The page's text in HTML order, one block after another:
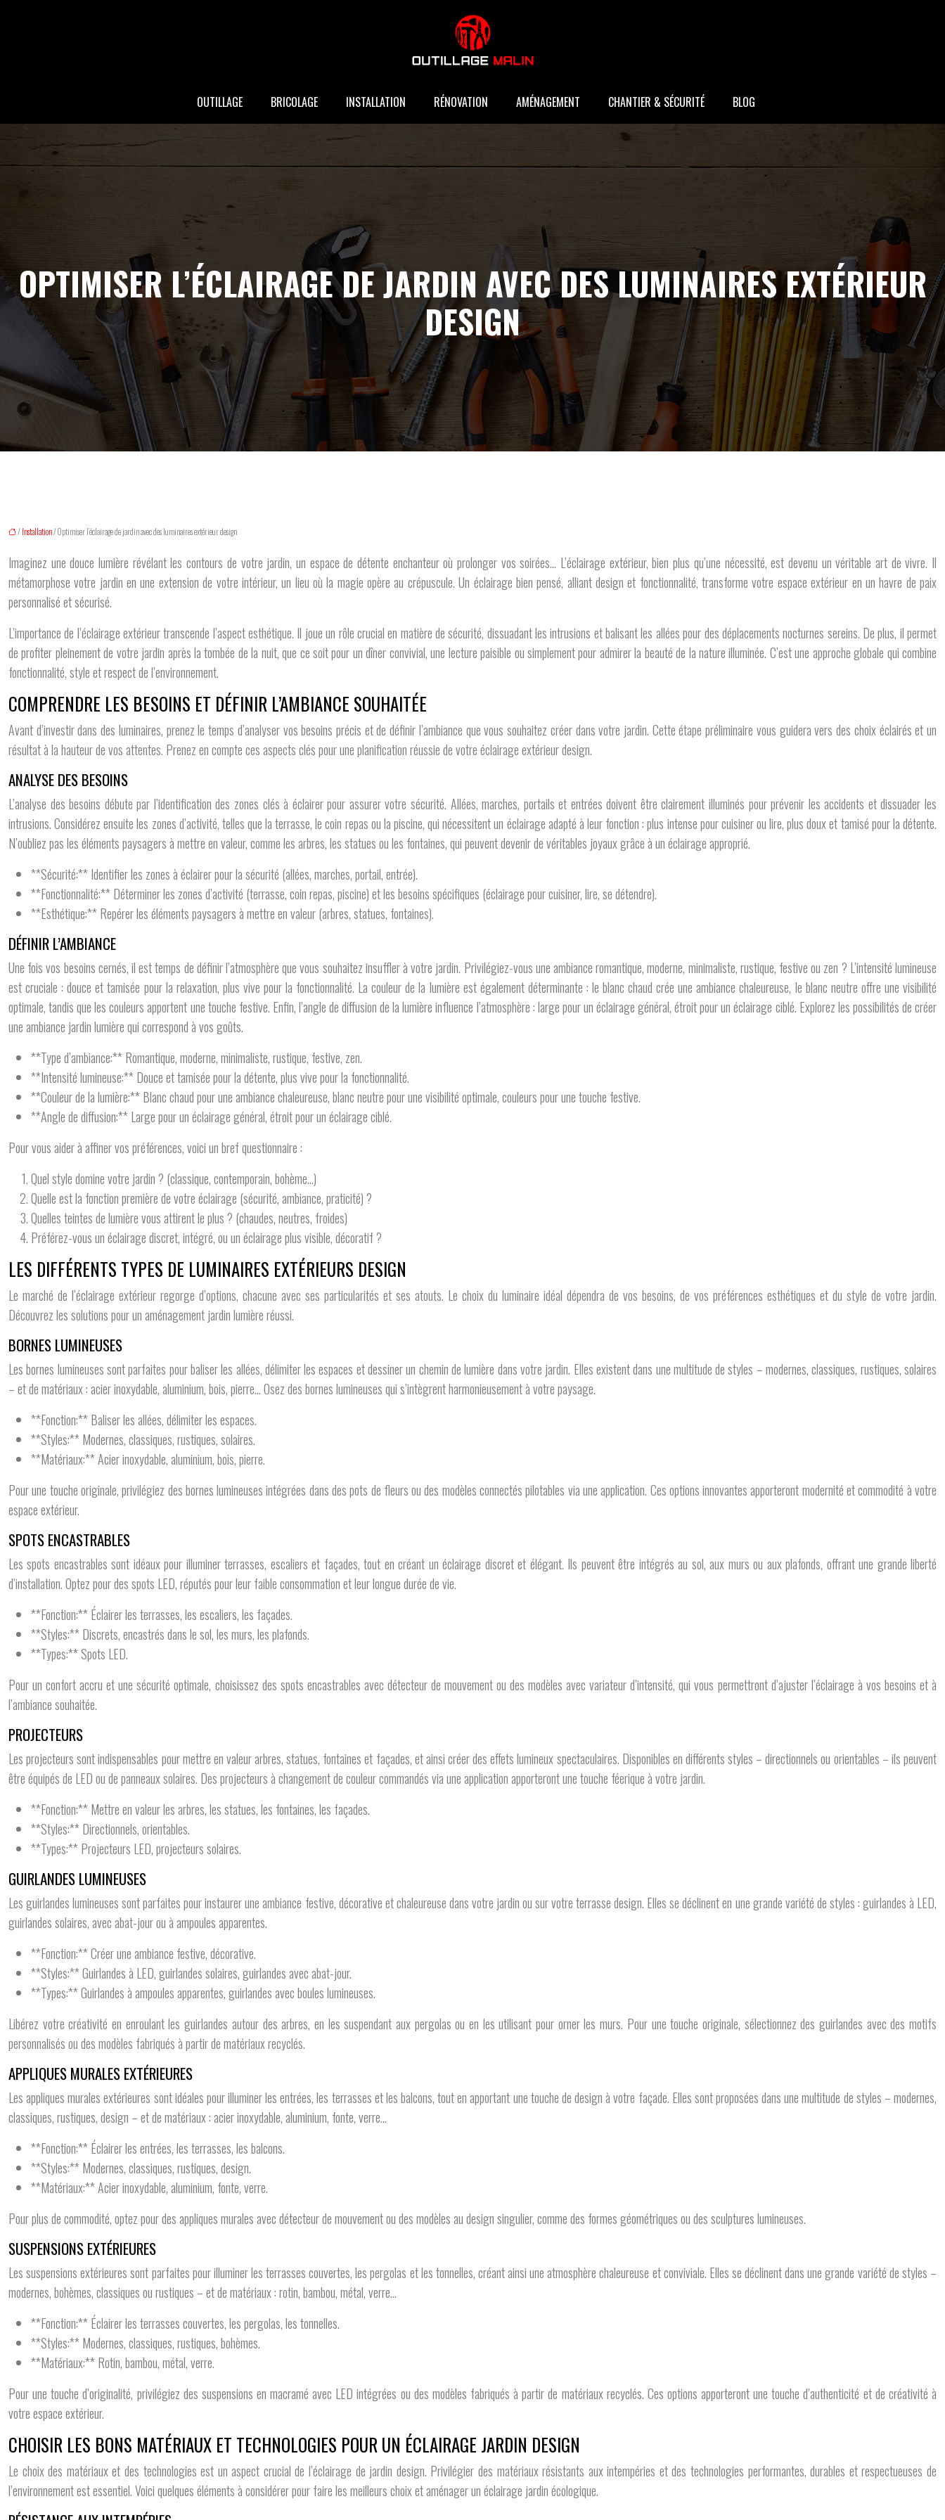
OUTILLAGE BRICOLAGE INSTALLATION RÉNOVATION AMÉNAGEMENT CHANTIER & SÉCURITÉ BLOG
OPTIMISER L’ÉCLAIRAGE DE JARDIN AVEC DES LUMINAIRES EXTÉRIEUR
DESIGN
/Installation/ Optimiser l’éclairage de jardin avec des luminaires extérieur design
Imaginez une douce lumière révélant les contours de votre jardin, un espace de détente enchanteur où prolonger vos soirées… L’éclairage extérieur, bien plus qu’une nécessité, est devenu un véritable art de vivre. Il
métamorphose votre jardin en une extension de votre intérieur, un lieu où la magie opère au crépuscule. Un éclairage bien pensé, alliant design et fonctionnalité, transforme votre espace extérieur en un havre de paix
personnalisé et sécurisé.
L’importance de l’éclairage extérieur transcende l’aspect esthétique. Il joue un rôle crucial en matière de sécurité, dissuadant les intrusions et balisant les allées pour des déplacements nocturnes sereins. De plus, il permet
de profiter pleinement de votre jardin après la tombée de la nuit, que ce soit pour un dîner convivial, une lecture paisible ou simplement pour admirer la beauté de la nature illuminée. C’est une approche globale qui combine
fonctionnalité, style et respect de l’environnement.
COMPRENDRE LES BESOINS ET DÉFINIR L’AMBIANCE SOUHAITÉE
Avant d’investir dans des luminaires, prenez le temps d’analyser vos besoins précis et de définir l’ambiance que vous souhaitez créer dans votre jardin. Cette étape préliminaire vous guidera vers des choix éclairés et un
résultat à la hauteur de vos attentes. Prenez en compte ces aspects clés pour une planification réussie de votre éclairage extérieur design.
ANALYSE DES BESOINS
L’analyse des besoins débute par l’identification des zones clés à éclairer pour assurer votre sécurité. Allées, marches, portails et entrées doivent être clairement illuminés pour prévenir les accidents et dissuader les
intrusions. Considérez ensuite les zones d’activité, telles que la terrasse, le coin repas ou la piscine, qui nécessitent un éclairage adapté à leur fonction : plus intense pour cuisiner ou lire, plus doux et tamisé pour la détente.
N’oubliez pas les éléments paysagers à mettre en valeur, comme les arbres, les statues ou les fontaines, qui peuvent devenir de véritables joyaux grâce à un éclairage approprié.
**Sécurité:** Identifier les zones à éclairer pour la sécurité (allées, marches, portail, entrée).
**Fonctionnalité:** Déterminer les zones d’activité (terrasse, coin repas, piscine) et les besoins spécifiques (éclairage pour cuisiner, lire, se détendre).
**Esthétique:** Repérer les éléments paysagers à mettre en valeur (arbres, statues, fontaines).
DÉFINIR L’AMBIANCE
Une fois vos besoins cernés, il est temps de définir l’atmosphère que vous souhaitez insuffler à votre jardin. Privilégiez-vous une ambiance romantique, moderne, minimaliste, rustique, festive ou zen ? L’intensité lumineuse
est cruciale : douce et tamisée pour la relaxation, plus vive pour la fonctionnalité. La couleur de la lumière est également déterminante : le blanc chaud crée une ambiance chaleureuse, le blanc neutre offre une visibilité
optimale, tandis que les couleurs apportent une touche festive. Enfin, l’angle de diffusion de la lumière influence l’atmosphère : large pour un éclairage général, étroit pour un éclairage ciblé. Explorez les possibilités de créer
une ambiance jardin lumière qui correspond à vos goûts.
**Type d’ambiance:** Romantique, moderne, minimaliste, rustique, festive, zen.
**Intensité lumineuse:** Douce et tamisée pour la détente, plus vive pour la fonctionnalité.
**Couleur de la lumière:** Blanc chaud pour une ambiance chaleureuse, blanc neutre pour une visibilité optimale, couleurs pour une touche festive.
**Angle de diffusion:** Large pour un éclairage général, étroit pour un éclairage ciblé.
Pour vous aider à affiner vos préférences, voici un bref questionnaire :
Quel style domine votre jardin ? (classique, contemporain, bohème…)
Quelle est la fonction première de votre éclairage (sécurité, ambiance, praticité) ?
Quelles teintes de lumière vous attirent le plus ? (chaudes, neutres, froides)
Préférez-vous un éclairage discret, intégré, ou un éclairage plus visible, décoratif ?
LES DIFFÉRENTS TYPES DE LUMINAIRES EXTÉRIEURS DESIGN
Le marché de l’éclairage extérieur regorge d’options, chacune avec ses particularités et ses atouts. Le choix du luminaire idéal dépendra de vos besoins, de vos préférences esthétiques et du style de votre jardin.
Découvrez les solutions pour un aménagement jardin lumière réussi.
BORNES LUMINEUSES
Les bornes lumineuses sont parfaites pour baliser les allées, délimiter les espaces et dessiner un chemin de lumière dans votre jardin. Elles existent dans une multitude de styles – modernes, classiques, rustiques, solaires
– et de matériaux : acier inoxydable, aluminium, bois, pierre… Osez des bornes lumineuses qui s’intègrent harmonieusement à votre paysage.
**Fonction:** Baliser les allées, délimiter les espaces.
**Styles:** Modernes, classiques, rustiques, solaires.
**Matériaux:** Acier inoxydable, aluminium, bois, pierre.
Pour une touche originale, privilégiez des bornes lumineuses intégrées dans des pots de fleurs ou des modèles connectés pilotables via une application. Ces options innovantes apporteront modernité et commodité à votre
espace extérieur.
SPOTS ENCASTRABLES
Les spots encastrables sont idéaux pour illuminer terrasses, escaliers et façades, tout en créant un éclairage discret et élégant. Ils peuvent être intégrés au sol, aux murs ou aux plafonds, offrant une grande liberté
d’installation. Optez pour des spots LED, réputés pour leur faible consommation et leur longue durée de vie.
**Fonction:** Éclairer les terrasses, les escaliers, les façades.
**Styles:** Discrets, encastrés dans le sol, les murs, les plafonds.
**Types:** Spots LED.
Pour un confort accru et une sécurité optimale, choisissez des spots encastrables avec détecteur de mouvement ou des modèles avec variateur d’intensité, qui vous permettront d’ajuster l’éclairage à vos besoins et à
l’ambiance souhaitée.
PROJECTEURS
Les projecteurs sont indispensables pour mettre en valeur arbres, statues, fontaines et façades, et ainsi créer des effets lumineux spectaculaires. Disponibles en différents styles – directionnels ou orientables – ils peuvent
être équipés de LED ou de panneaux solaires. Des projecteurs à changement de couleur commandés via une application apporteront une touche féerique à votre jardin.
**Fonction:** Mettre en valeur les arbres, les statues, les fontaines, les façades.
**Styles:** Directionnels, orientables.
**Types:** Projecteurs LED, projecteurs solaires.
GUIRLANDES LUMINEUSES
Les guirlandes lumineuses sont parfaites pour instaurer une ambiance festive, décorative et chaleureuse dans votre jardin ou sur votre terrasse design. Elles se déclinent en une grande variété de styles : guirlandes à LED,
guirlandes solaires, avec abat-jour ou à ampoules apparentes.
**Fonction:** Créer une ambiance festive, décorative.
**Styles:** Guirlandes à LED, guirlandes solaires, guirlandes avec abat-jour.
**Types:** Guirlandes à ampoules apparentes, guirlandes avec boules lumineuses.
Libérez votre créativité en enroulant les guirlandes autour des arbres, en les suspendant aux pergolas ou en les utilisant pour orner les murs. Pour une touche originale, sélectionnez des guirlandes avec des motifs
personnalisés ou des modèles fabriqués à partir de matériaux recyclés.
APPLIQUES MURALES EXTÉRIEURES
Les appliques murales extérieures sont idéales pour illuminer les entrées, les terrasses et les balcons, tout en apportant une touche de design à votre façade. Elles sont proposées dans une multitude de styles – modernes,
classiques, rustiques, design – et de matériaux : acier inoxydable, aluminium, fonte, verre…
**Fonction:** Éclairer les entrées, les terrasses, les balcons.
**Styles:** Modernes, classiques, rustiques, design.
**Matériaux:** Acier inoxydable, aluminium, fonte, verre.
Pour plus de commodité, optez pour des appliques murales avec détecteur de mouvement ou des modèles au design singulier, comme des formes géométriques ou des sculptures lumineuses.
SUSPENSIONS EXTÉRIEURES
Les suspensions extérieures sont parfaites pour illuminer les terrasses couvertes, les pergolas et les tonnelles, créant ainsi une atmosphère chaleureuse et conviviale. Elles se déclinent dans une grande variété de styles –
modernes, bohèmes, classiques ou rustiques – et de matériaux : rotin, bambou, métal, verre…
**Fonction:** Éclairer les terrasses couvertes, les pergolas, les tonnelles.
**Styles:** Modernes, classiques, rustiques, bohèmes.
**Matériaux:** Rotin, bambou, métal, verre.
Pour une touche d’originalité, privilégiez des suspensions en macramé avec LED intégrées ou des modèles fabriqués à partir de matériaux recyclés. Ces options apporteront une touche d’authenticité et de créativité à
votre espace extérieur.
CHOISIR LES BONS MATÉRIAUX ET TECHNOLOGIES POUR UN ÉCLAIRAGE JARDIN DESIGN
Le choix des matériaux et des technologies est un aspect crucial de l’éclairage de jardin design. Privilégier des matériaux résistants aux intempéries et des technologies performantes, durables et respectueuses de
l’environnement est essentiel. Voici quelques éléments à considérer pour faire les meilleurs choix et aménager un éclairage jardin écologique.